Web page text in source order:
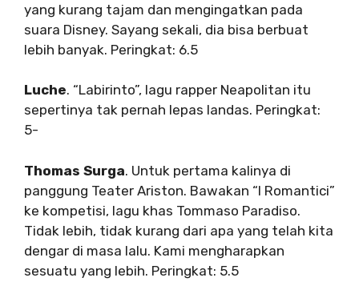
yang kurang tajam dan mengingatkan pada
suara Disney. Sayang sekali, dia bisa berbuat
lebih banyak. Peringkat: 6.5
Luche. “Labirinto”, lagu rapper Neapolitan itu
sepertinya tak pernah lepas landas. Peringkat:
5-
Thomas Surga. Untuk pertama kalinya di
panggung Teater Ariston. Bawakan “I Romantici”
ke kompetisi, lagu khas Tommaso Paradiso.
Tidak lebih, tidak kurang dari apa yang telah kita
dengar di masa lalu. Kami mengharapkan
sesuatu yang lebih. Peringkat: 5.5